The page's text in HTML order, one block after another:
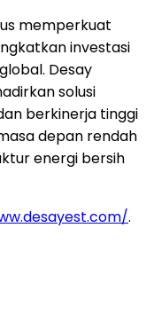
memperkuat
investasi
Desay
solusi
berkinerja tinggi
depan rendah
energi bersih
.